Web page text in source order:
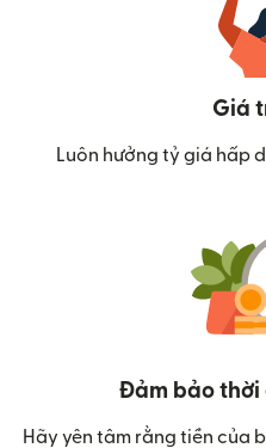
Giá
Luôn hưởng tỷ giá hấp
Đảm bảo thời
Hãy yên tâm rằng tiền của